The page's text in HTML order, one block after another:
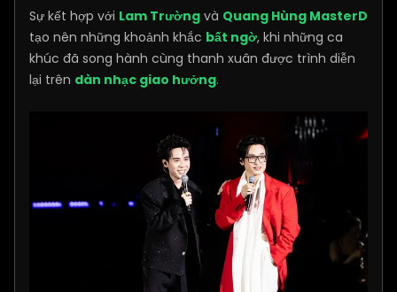
Sự kết hợp với Lam Trường và Quang Hùng MasterD
tạo nên những khoảnh khắc bất ngờ, khi những ca
khúc đã song hành cùng thanh xuân được trình diễn
lại trên dàn nhạc giao hưởng.